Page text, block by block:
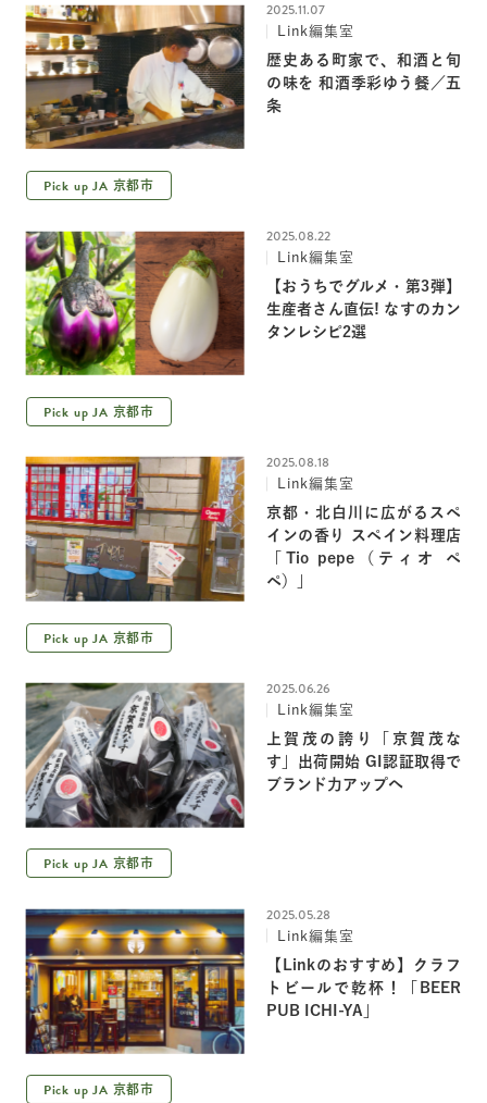
2025.11.07
Link編集室
歴史ある町家で、和酒と旬
の味を 和酒季彩ゆう餐／五
条
Pick up JA 京都市
2025.08.22
Link編集室
【おうちでグルメ・第3弾】
生産者さん直伝! なすのカン
タンレシピ2選
Pick up JA 京都市
2025.08.18
Link編集室
京都・北白川に広がるスペ
インの香り スペイン料理店
「Tio pepe（ティオ ペ
ペ）」
Pick up JA 京都市
2025.06.26
Link編集室
上賀茂の誇り「京賀茂な
す」出荷開始 GI認証取得で
ブランド力アップへ
Pick up JA 京都市
2025.05.28
Link編集室
【Linkのおすすめ】クラフ
トビールで乾杯！「BEER
PUB ICHI-YA」
Pick up JA 京都市